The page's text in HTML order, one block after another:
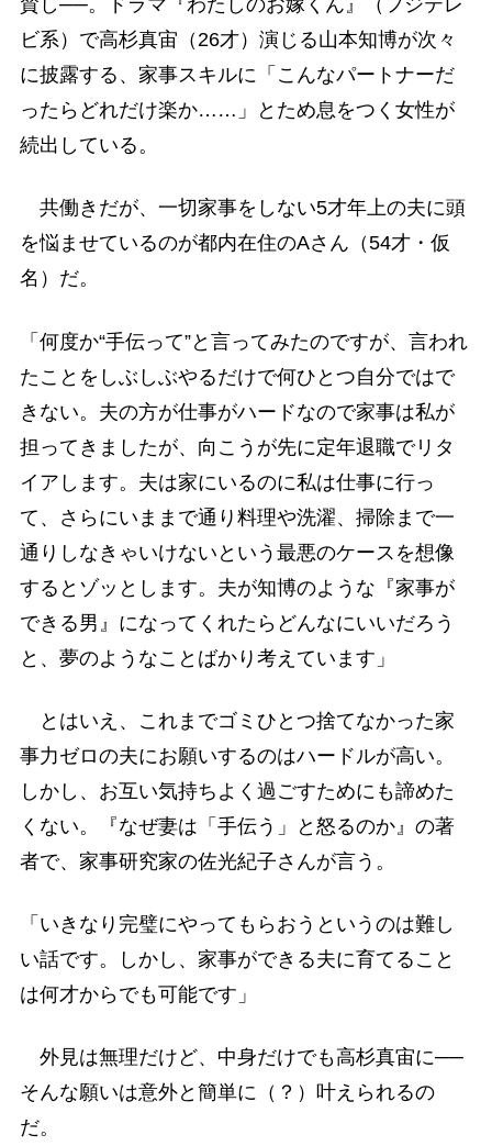
賛し──。ドラマ『わたしのお嫁くん』（フジテレ
ビ系）で高杉真宙（26才）演じる山本知博が次々
に披露する、家事スキルに「こんなパートナーだ
ったらどれだけ楽か……」とため息をつく女性が
続出している。
共働きだが、一切家事をしない5才年上の夫に頭
を悩ませているのが都内在住のAさん（54才・仮
名）だ。
「何度か“手伝って”と言ってみたのですが、言われ
たことをしぶしぶやるだけで何ひとつ自分ではで
きない。夫の方が仕事がハードなので家事は私が
担ってきましたが、向こうが先に定年退職でリタ
イアします。夫は家にいるのに私は仕事に行っ
て、さらにいままで通り料理や洗濯、掃除まで一
通りしなきゃいけないという最悪のケースを想像
するとゾッとします。夫が知博のような『家事が
できる男』になってくれたらどんなにいいだろう
と、夢のようなことばかり考えています」
とはいえ、これまでゴミひとつ捨てなかった家
事力ゼロの夫にお願いするのはハードルが高い。
しかし、お互い気持ちよく過ごすためにも諦めた
くない。『なぜ妻は「手伝う」と怒るのか』の著
者で、家事研究家の佐光紀子さんが言う。
「いきなり完璧にやってもらおうというのは難し
い話です。しかし、家事ができる夫に育てること
は何才からでも可能です」
外見は無理だけど、中身だけでも高杉真宙に──
そんな願いは意外と簡単に（？）叶えられるの
だ。